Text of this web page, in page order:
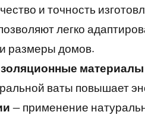
и точность
легко
размеры домов.
материалы
ваты повышает
— применение